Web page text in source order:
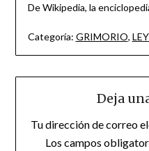
De Wikipedia, la
Categoría: GRIMORIO,
Deja
Tu dirección de correo
Los campos